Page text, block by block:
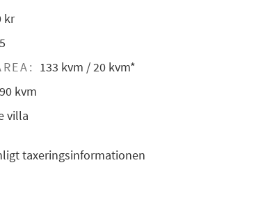
kr
5
133 kvm / 20 kvm*
kvm
villa
taxeringsinformationen